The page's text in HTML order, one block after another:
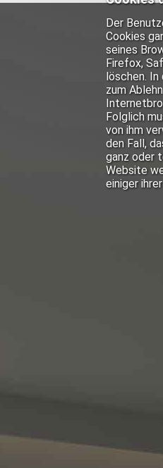
Der
Cookies
seines
Firefox,
löschen.
zum
Folglich
von ihm
den Fall,
ganz oder
Website
einiger